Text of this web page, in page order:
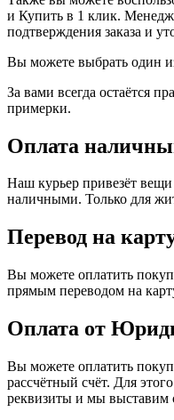
и Купить в 1 клик.
подтверждения заказа и
Вы можете выбрать один
За вами всегда остаётся
примерки.
Оплата
Наш курьер привезёт
наличными. Только для
Перевод на
Вы можете оплатить
прямым переводом на
Оплата от
Вы можете оплатить
рассчётный счёт. Для
реквизиты и мы выставим